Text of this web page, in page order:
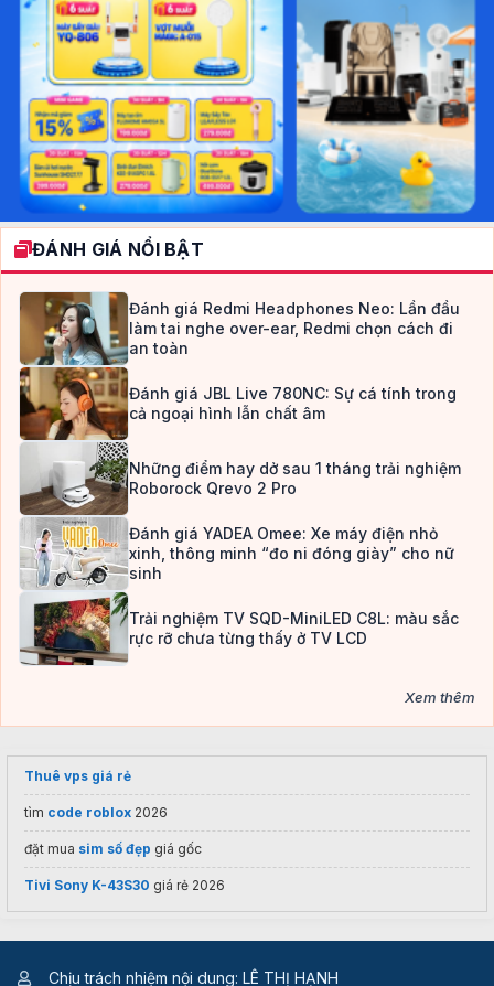
ĐÁNH GIÁ NỔI BẬT
Đánh giá Redmi Headphones Neo: Lần đầu
làm tai nghe over-ear, Redmi chọn cách đi
an toàn
Đánh giá JBL Live 780NC: Sự cá tính trong
cả ngoại hình lẫn chất âm
Những điểm hay dở sau 1 tháng trải nghiệm
Roborock Qrevo 2 Pro
Đánh giá YADEA Omee: Xe máy điện nhỏ
xinh, thông minh “đo ni đóng giày” cho nữ
sinh
Trải nghiệm TV SQD-MiniLED C8L: màu sắc
rực rỡ chưa từng thấy ở TV LCD
Xem thêm
Thuê vps giá rẻ
tìm code roblox 2026
đặt mua sim số đẹp giá gốc
Tivi Sony K-43S30 giá rẻ 2026
Chịu trách nhiệm nội dung: LÊ THỊ HẠNH